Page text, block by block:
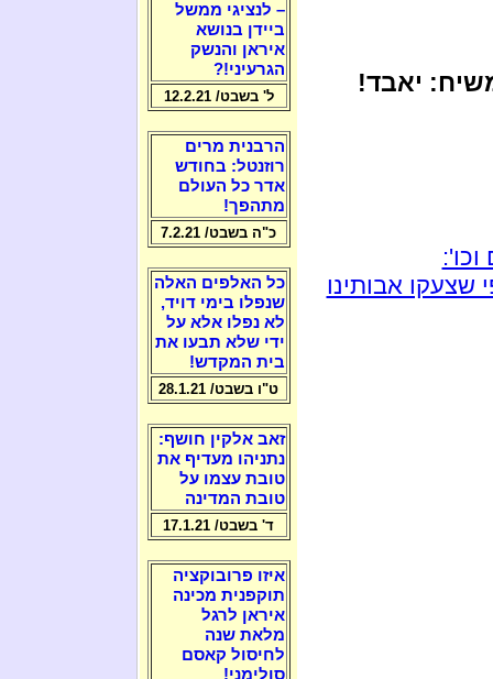
יאבד!
אבותינו
– לנציגי ממשל
ביידן בנושא
איראן והנשק
הגרעיני!?
ל' בשבט/ 12.2.21
הרבנית מרים
רוזנטל: בחודש
אדר כל העולם
מתהפך!
כ"ה בשבט/ 7.2.21
כל האלפים האלה
שנפלו בימי דויד,
לא נפלו אלא על
ידי שלא תבעו את
בית המקדש!
ט"ו בשבט/ 28.1.21
זאב אלקין חושף:
נתניהו מעדיף את
טובת עצמו על
טובת המדינה
ד' בשבט/ 17.1.21
איזו פרובוקציה
תוקפנית מכינה
איראן לרגל
מלאת שנה
לחיסול קאסם
סולימני!